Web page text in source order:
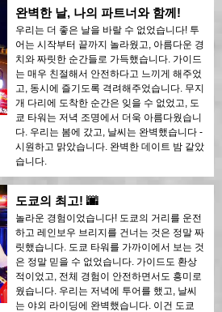
완벽한 날, 나의 파트너와 함께!
우리는 더 좋은 날을 바랄 수 없었습니다! 투
어는 시작부터 끝까지 놀라웠고, 아름다운 경
치와 짜릿한 순간들로 가득했습니다. 가이드
는 매우 친절해서 안전하다고 느끼게 해주었
고, 동시에 즐기도록 격려해주었습니다. 무지
개 다리에 도착한 순간은 잊을 수 없었고, 도
쿄 타워는 저녁 조명에서 더욱 아름다웠습니
다. 우리는 봄에 갔고, 날씨는 완벽했습니다 -
시원하고 맑았습니다. 완벽한 데이트 밤 같았
습니다.
도쿄의 최고! 🌆
놀라운 경험이었습니다! 도쿄의 거리를 운전
하고 레인보우 브리지를 건너는 것은 정말 짜
릿했습니다. 도쿄 타워를 가까이에서 보는 것
은 정말 믿을 수 없었습니다. 가이드도 환상
적이었고, 전체 경험이 안전하면서도 흥미로
웠습니다. 우리는 저녁에 투어를 했고, 날씨
는 야외 라이딩에 완벽했습니다. 이건 도쿄